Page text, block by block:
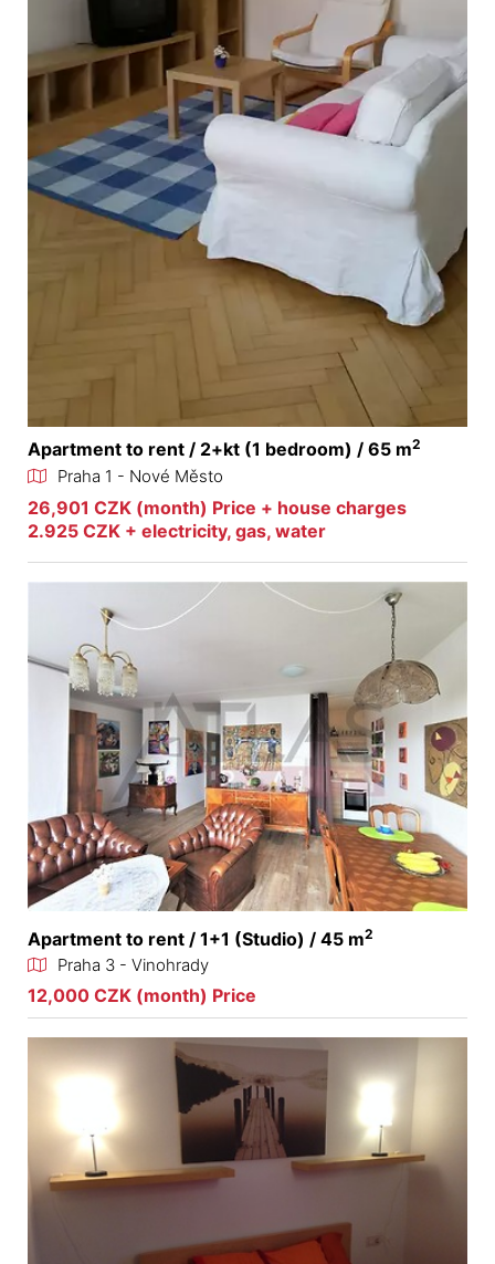
Apartment to rent / 2+kt (1 bedroom) / 65 m2
Praha 1 - Nové Město
26,901 CZK (month) Price + house charges
2.925 CZK + electricity, gas, water
Apartment to rent / 1+1 (Studio) / 45 m2
Praha 3 - Vinohrady
12,000 CZK (month) Price